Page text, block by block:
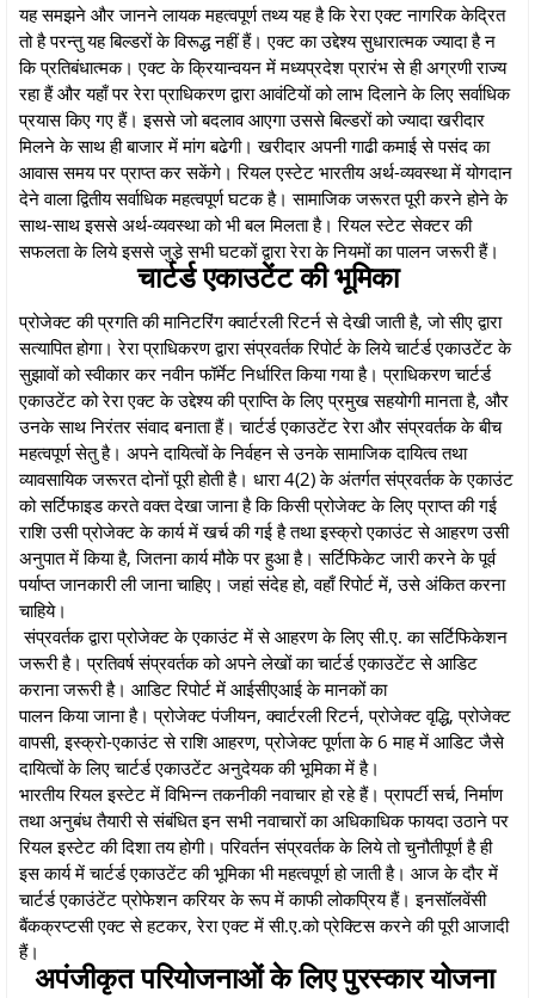
यह समझने और जानने लायक महत्वपूर्ण तथ्य यह है कि रेरा एक्ट नागरिक केद्रित
तो है परन्तु यह बिल्डरों के विरूद्ध नहीं हैं। एक्ट का उद्देश्य सुधारात्मक ज्यादा है न
कि प्रतिबंधात्मक। एक्ट के क्रियान्वयन में मध्यप्रदेश प्रारंभ से ही अग्रणी राज्य
रहा हैं और यहाँ पर रेरा प्राधिकरण द्वारा आवंटियों को लाभ दिलाने के लिए सर्वाधिक
प्रयास किए गए हैं। इससे जो बदलाव आएगा उससे बिल्डरों को ज्यादा खरीदार
मिलने के साथ ही बाजार में मांग बढेगी। खरीदार अपनी गाढी कमाई से पसंद का
आवास समय पर प्राप्त कर सकेंगे। रियल एस्टेट भारतीय अर्थ-व्यवस्था में योगदान
देने वाला द्वितीय सर्वाधिक महत्वपूर्ण घटक है। सामाजिक जरूरत पूरी करने होने के
साथ-साथ इससे अर्थ-व्यवस्था को भी बल मिलता है। रियल स्टेट सेक्टर की
सफलता के लिये इससे जुडे़ सभी घटकों द्वारा रेरा के नियमों का पालन जरूरी हैं।
चार्टर्ड एकाउटेंट की भूमिका
प्रोजेक्ट की प्रगति की मानिटरिंग क्वार्टरली रिटर्न से देखी जाती है, जो सीए द्वारा
सत्यापित होगा। रेरा प्राधिकरण द्वारा संप्रवर्तक रिपोर्ट के लिये चार्टर्ड एकाउटेंट के
सुझावों को स्वीकार कर नवीन फॉर्मेट निर्धारित किया गया है। प्राधिकरण चार्टर्ड
एकाउटेंट को रेरा एक्ट के उद्देश्य की प्राप्ति के लिए प्रमुख सहयोगी मानता है, और
उनके साथ निरंतर संवाद बनाता हैं। चार्टर्ड एकाउटेंट रेरा और संप्रवर्तक के बीच
महत्वपूर्ण सेतु है। अपने दायित्वों के निर्वहन से उनके सामाजिक दायित्व तथा
व्यावसायिक जरूरत दोनों पूरी होती है। धारा 4(2) के अंतर्गत संप्रवर्तक के एकाउंट
को सर्टिफाइड करते वक्त देखा जाना है कि किसी प्रोजेक्ट के लिए प्राप्त की गई
राशि उसी प्रोजेक्ट के कार्य में खर्च की गई है तथा इस्क्रो एकाउंट से आहरण उसी
अनुपात में किया है, जितना कार्य मौके पर हुआ है। सर्टिफिकेट जारी करने के पूर्व
पर्याप्त जानकारी ली जाना चाहिए। जहां संदेह हो, वहाँ रिपोर्ट में, उसे अंकित करना
चाहिये।
संप्रवर्तक द्वारा प्रोजेक्ट के एकाउंट में से आहरण के लिए सी.ए. का सर्टिफिकेशन
जरूरी है। प्रतिवर्ष संप्रवर्तक को अपने लेखों का चार्टर्ड एकाउटेंट से आडिट
कराना जरूरी है। आडिट रिपोर्ट में आईसीएआई के मानकों का
पालन किया जाना है। प्रोजेक्ट पंजीयन, क्वार्टरली रिटर्न, प्रोजेक्ट वृद्धि, प्रोजेक्ट
वापसी, इस्क्रो-एकाउंट से राशि आहरण, प्रोजेक्ट पूर्णता के 6 माह में आडिट जैसे
दायित्वों के लिए चार्टर्ड एकाउटेंट अनुदेयक की भूमिका में है।
भारतीय रियल इस्टेट में विभिन्न तकनीकी नवाचार हो रहे हैं। प्रापर्टी सर्च, निर्माण
तथा अनुबंध तैयारी से संबंधित इन सभी नवाचारों का अधिकाधिक फायदा उठाने पर
रियल इस्टेट की दिशा तय होगी। परिवर्तन संप्रवर्तक के लिये तो चुनौतीपूर्ण है ही
इस कार्य में चार्टर्ड एकाउटेंट की भूमिका भी महत्वपूर्ण हो जाती है। आज के दौर में
चार्टर्ड एकाउंटेंट प्रोफेशन करियर के रूप में काफी लोकप्रिय हैं। इनसॉलवेंसी
बैंकक्रप्टसी एक्ट से हटकर, रेरा एक्ट में सी.ए.को प्रेक्टिस करने की पूरी आजादी
हैं।
अपंजीकृत परियोजनाओं के लिए पुरस्कार योजना